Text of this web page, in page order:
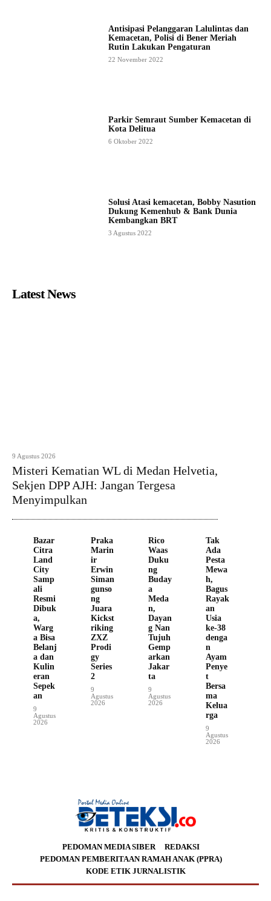
Antisipasi Pelanggaran Lalulintas dan
Kemacetan, Polisi di Bener Meriah
Rutin Lakukan Pengaturan
22 November 2022
Parkir Semraut Sumber Kemacetan di
Kota Delitua
6 Oktober 2022
Solusi Atasi kemacetan, Bobby Nasution
Dukung Kemenhub & Bank Dunia
Kembangkan BRT
3 Agustus 2022
Latest News
9 Agustus 2026
Misteri Kematian WL di Medan Helvetia,
Sekjen DPP AJH: Jangan Tergesa
Menyimpulkan
Bazar
Citra
Land
City
Samp
ali
Resmi
Dibuk
a,
Warg
a Bisa
Belanj
a dan
Kulin
eran
Sepek
an
9
Agustus
2026
Praka
Marin
ir
Erwin
Siman
gunso
ng
Juara
Kickst
riking
ZXZ
Prodi
gy
Series
2
9
Agustus
2026
Rico
Waas
Duku
ng
Buday
a
Meda
n,
Dayan
g Nan
Tujuh
Gemp
arkan
Jakar
ta
9
Agustus
2026
Tak
Ada
Pesta
Mewa
h,
Bagus
Rayak
an
Usia
ke-38
denga
n
Ayam
Penye
t
Bersa
ma
Kelua
rga
9
Agustus
2026
PEDOMAN MEDIA SIBER
REDAKSI
PEDOMAN PEMBERITAAN RAMAH ANAK (PPRA)
KODE ETIK JURNALISTIK